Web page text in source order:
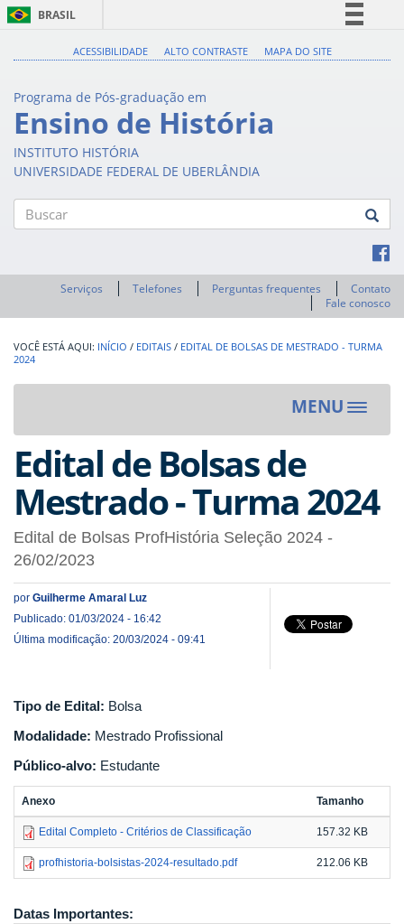
BRASIL
Acesso à informação
ACESSIBILIDADE ALTO CONTRASTE MAPA DO SITE
Programa de Pós-graduação em
Ensino de História
INSTITUTO HISTÓRIA
UNIVERSIDADE FEDERAL DE UBERLÂNDIA
Serviços Telefones Perguntas frequentes
Contato
Fale conosco
INÍCIO / EDITAIS / EDITAL DE BOLSAS DE MESTRADO - TURMA
2024
MENU
Toggle
Edital de Bolsas de
Mestrado - Turma 2024
Edital de Bolsas ProfHistória Seleção 2024 -
26/02/2023
por Guilherme Amaral Luz
Publicado: 01/03/2024 - 16:42
Última modificação: 20/03/2024 - 09:41
Tipo de Edital: Bolsa
Modalidade: Mestrado Profissional
Público-alvo: Estudante
Anexo Tamanho
Edital Completo - Critérios de Classificação 157.32 KB
profhistoria-bolsistas-2024-resultado.pdf 212.06 KB
Datas Importantes: